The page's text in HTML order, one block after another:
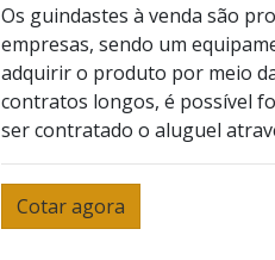
Os guindastes à venda são
empresas, sendo um
adquirir o produto por meio
contratos longos, é possível
ser contratado o aluguel
Cotar agora